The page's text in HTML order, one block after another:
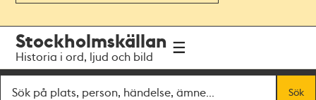
navigationen
huvudinnehållet
Stockholmskällan
Historia i ord, ljud och bild
Sök